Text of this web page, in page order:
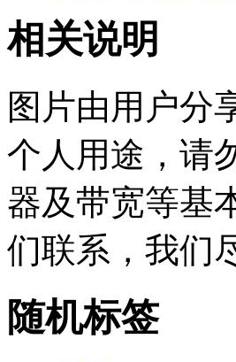
相关说明
图片由用户分
个人用途，请
器及带宽等基
们联系，我们
随机标签